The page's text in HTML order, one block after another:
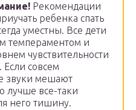
Рекомендации
ребенка спать
уместны. Все дети
темпераментом и
чувствительности
Если совсем
звуки мешают
лучше все-таки
него тишину.